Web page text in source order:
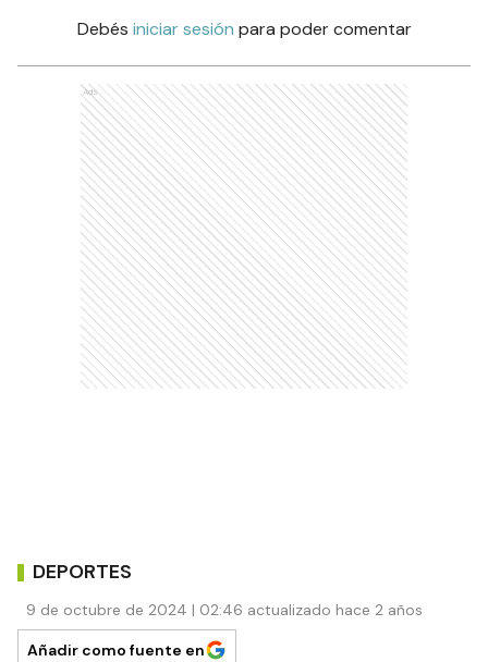
Debés iniciar sesión para poder comentar
Ads
DEPORTES
9 de octubre de 2024 | 02:46 actualizado hace 2 años
Añadir como fuente en